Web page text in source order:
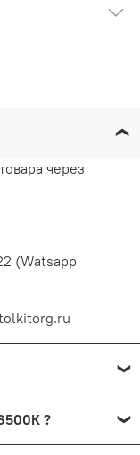
через
(Watsapp
года до 2-х.
?